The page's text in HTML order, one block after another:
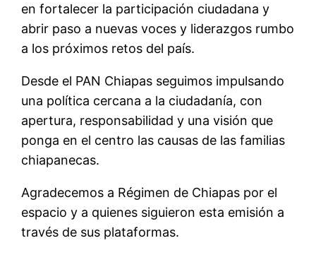
en fortalecer la participación ciudadana y
abrir paso a nuevas voces y liderazgos rumbo
a los próximos retos del país.
Desde el PAN Chiapas seguimos impulsando
una política cercana a la ciudadanía, con
apertura, responsabilidad y una visión que
ponga en el centro las causas de las familias
chiapanecas.
Agradecemos a Régimen de Chiapas por el
espacio y a quienes siguieron esta emisión a
través de sus plataformas.